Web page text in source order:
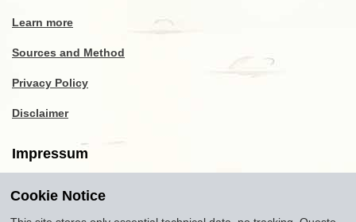
Learn more
Sources and Method
Privacy Policy
Disclaimer
Impressum
Copyright2016-2026
Cookie Notice